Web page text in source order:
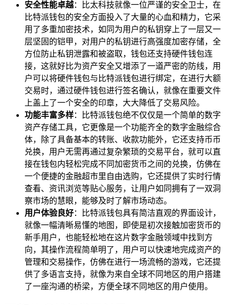
安全性能卓越：比太科技就像一位严谨的安全卫士，在
比特派钱包的安全方面投入了大量的心血和精力，它采
用了多重加密技术，如同为用户的私钥穿上了一层又一
层坚固的铠甲，对用户的私钥进行高强度加密存储，全
方位防止私钥泄露和被盗取，钱包还支持硬件钱包连
接，这就好比为资产安全又增添了一道严密的防线，用
户可以将硬件钱包与比特派钱包进行绑定，在进行大额
交易时，通过硬件钱包进行签名确认，就像在重要文件
上盖上了一个安全的印章，大大降低了交易风险。
功能丰富多样：比特派钱包绝不仅仅是一个简单的数字
资产存储工具，它更像是一个功能齐全的数字金融综合
体，除了具备基本的转账、收款功能外，它还支持币币
兑换，用户无需再通过复杂繁琐的交易平台，就可以直
接在钱包内轻松完成不同加密货币之间的兑换，仿佛在
一个便捷的金融超市里自由选购，它还提供了实时行情
查看、资讯浏览等贴心服务，让用户如同拥有了一双洞
察市场的慧眼，能够及时了解市场动态。
用户体验良好：比特派钱包具有简洁直观的界面设计，
就像一幅清晰易懂的地图，即使是初次接触加密货币的
新手用户，也能轻松地在这片数字金融领域中找到方
向，其操作流程简单明了，用户可以快速地完成资产的
管理和交易操作，仿佛在进行一场流畅的游戏，它还提
供了多语言支持，就像为来自全球不同地区的用户搭建
了一座沟通的桥梁，方便全球不同地区的用户使用。